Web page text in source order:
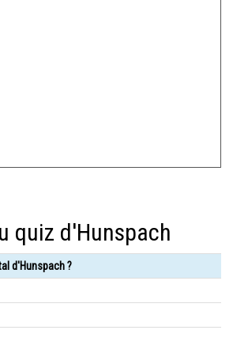
quiz d'Hunspach
d'Hunspach ?